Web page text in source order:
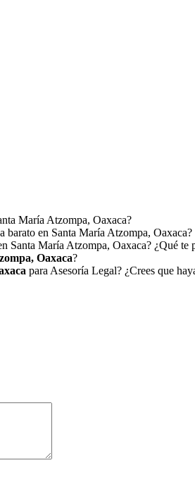
María Atzompa, Oaxaca?
barato en Santa María Atzompa, Oaxaca?
Santa María Atzompa, Oaxaca? ¿Qué te
Oaxaca?
para Asesoría Legal? ¿Crees que